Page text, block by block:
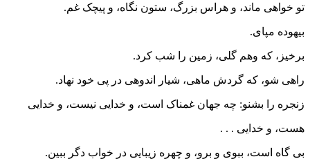
تو خواهی ماند، و هراس بزرگ، ستون نگاه، و پیچک غم.
بیهوده مپای.
برخیز، که وهم گلی، زمین را شب کرد.
راهی شو، که گردش ماهی، شیار اندوهی در پی خود نهاد.
زنجره را بشنو: چه جهان غمناک است، و خدایی نیست، و خدایی
هست، و خدایی . . .
بی گاه است، ببوی و برو، و چهره زیبایی در خواب دگر ببین.